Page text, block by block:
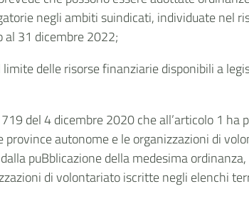
negli ambiti suindicati, individuate nel
al 31 dicembre 2022;
delle risorse finanziarie disponibili a
del 4 dicembre 2020 che all’articolo 1
autonome e le organizzazioni di
puBblicazione della medesima
di volontariato iscritte negli elenchi